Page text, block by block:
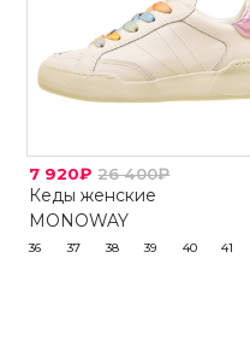
7 920₽ 26 400₽
Кеды женские
MONOWAY
36 37 38 39 40 41